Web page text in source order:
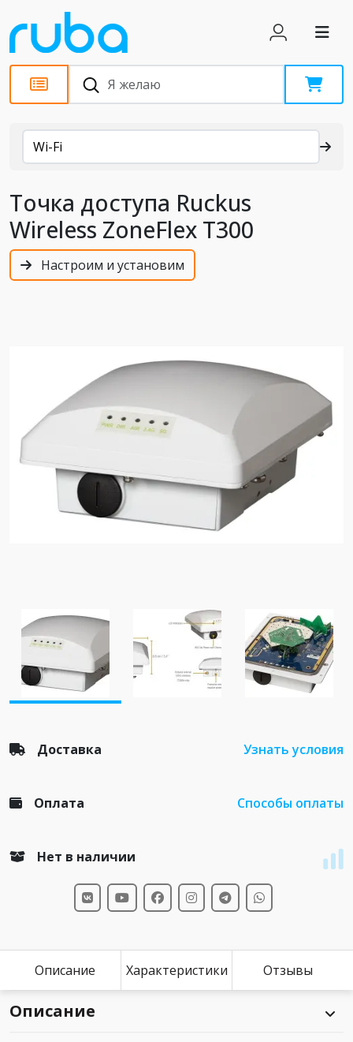
Каталог
Wi-Fi
Точка доступа Ruckus
Wireless ZoneFlex T300
Настроим и установим
Доставка Узнать условия
Оплата Способы оплаты
Нет в наличии
Описание Характеристики Отзывы
Описание